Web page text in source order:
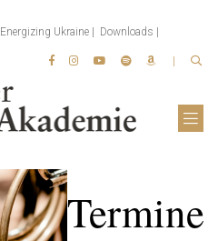
Energizing Ukraine Downloads
Termine